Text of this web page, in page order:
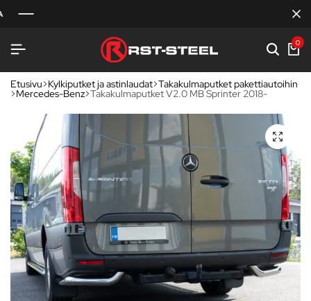
0
Etusivu Kylkiputket ja astinlaudat Takakulmaputket pakettiautoihin
Mercedes-Benz Takakulmaputket V2.0 MB Sprinter 2018-